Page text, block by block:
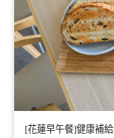
[花蓮早午餐]健康補